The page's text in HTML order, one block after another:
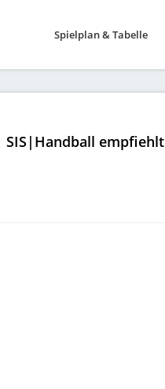
Spielplan & Tabelle
SIS|Handball empfiehlt